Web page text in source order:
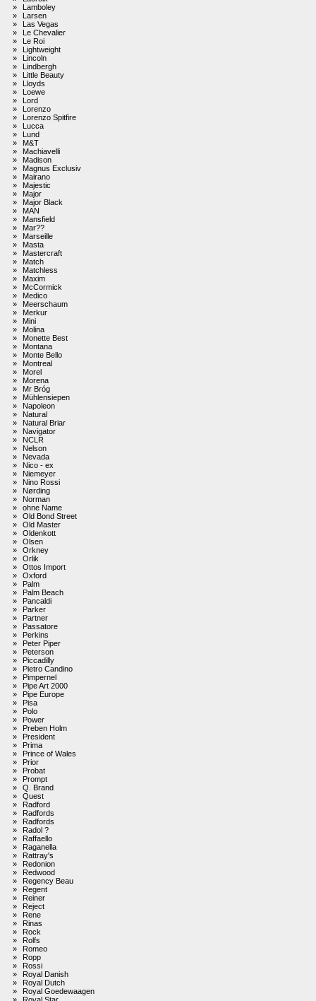
»
Lamboley
»
Larsen
»
Las Vegas
»
Le Chevalier
»
Le Roi
»
Lightweight
»
Lincoln
»
Lindbergh
»
Little Beauty
»
Lloyds
»
Loewe
»
Lord
»
Lorenzo
»
Lorenzo Spitfire
»
Lucca
»
Lund
»
M&T
»
Machiavelli
»
Madison
»
Magnus Exclusiv
»
Mairano
»
Majestic
»
Major
»
Major Black
»
MAN
»
Mansfield
»
Mar??
»
Marseille
»
Masta
»
Mastercraft
»
Match
»
Matchless
»
Maxim
»
McCormick
»
Medico
»
Meerschaum
»
Merkur
»
Mini
»
Molina
»
Monette Best
»
Montana
»
Monte Bello
»
Montreal
»
Morel
»
Morena
»
Mr Bróg
»
Mühlensiepen
»
Napoleon
»
Natural
»
Natural Briar
»
Navigator
»
NCLR
»
Nelson
»
Nevada
»
Nico - ex
»
Niemeyer
»
Nino Rossi
»
Nørding
»
Norman
»
ohne Name
»
Old Bond Street
»
Old Master
»
Oldenkott
»
Olsen
»
Orkney
»
Orlik
»
Ottos Import
»
Oxford
»
Palm
»
Palm Beach
»
Pancaldi
»
Parker
»
Partner
»
Passatore
»
Perkins
»
Peter Piper
»
Peterson
»
Piccadilly
»
Pietro Candino
»
Pimpernel
»
Pipe Art 2000
»
Pipe Europe
»
Pisa
»
Polo
»
Power
»
Preben Holm
»
President
»
Prima
»
Prince of Wales
»
Prior
»
Probat
»
Prompt
»
Q. Brand
»
Quest
»
Radford
»
Radfords
»
Radfords
»
Radol ?
»
Raffaello
»
Raganella
»
Rattray's
»
Redonion
»
Redwood
»
Regency Beau
»
Regent
»
Reiner
»
Reject
»
Rene
»
Rinas
»
Rock
»
Rolfs
»
Romeo
»
Ropp
»
Rossi
»
Royal Danish
»
Royal Dutch
»
Royal Goedewaagen